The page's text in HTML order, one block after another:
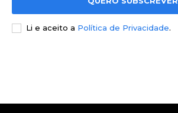
Li e aceito a Política de Privacidade.